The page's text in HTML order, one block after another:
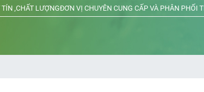
,CHẤT LƯỢNGĐƠN VỊ CHUYÊN CUNG CẤP VÀ PHÂN PHỐI